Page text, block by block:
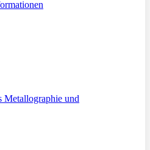
Metallographie und